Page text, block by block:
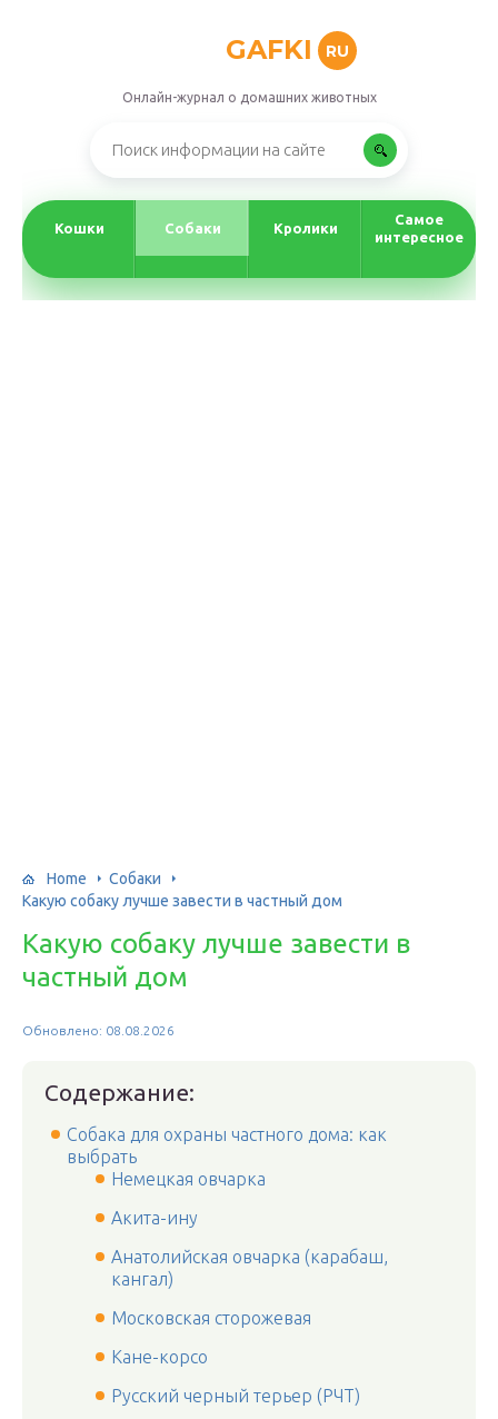
GAFKI RU
Онлайн-журнал о домашних животных
Кошки Собаки Кролики
Самое
интересное
Home
Собаки
Какую собаку лучше завести в частный дом
Какую собаку лучше завести в
частный дом
Обновлено: 08.08.2026
Содержание:
Собака для охраны частного дома: как
выбрать
Немецкая овчарка
Акита-ину
Анатолийская овчарка (карабаш,
кангал)
Московская сторожевая
Кане-корсо
Русский черный терьер (РЧТ)